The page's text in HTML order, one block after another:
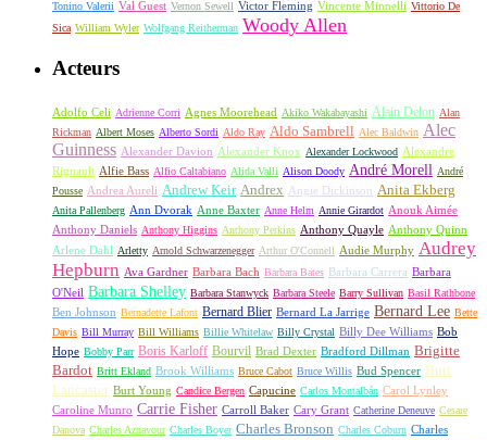
Tonino Valerii Val Guest Vernon Sewell Victor Fleming Vincente Minnelli Vittorio De
Sica William Wyler Wolfgang Reitherman Woody Allen
Acteurs
Adolfo Celi Adrienne Corri Agnes Moorehead Akiko Wakabayashi Alain Delon Alan
Rickman Albert Moses Alberto Sordi Aldo Ray Aldo Sambrell Alec Baldwin Alec
Guinness Alexander Davion Alexander Knox Alexander Lockwood Alexandre
Rignault Alfie Bass Alfio Caltabiano Alida Valli Alison Doody André Morell André
Pousse Andrea Aureli Andrew Keir Andrex Angie Dickinson Anita Ekberg
Anita Pallenberg Ann Dvorak Anne Baxter Anne Helm Annie Girardot Anouk Aimée
Anthony Daniels Anthony Higgins Anthony Perkins Anthony Quayle Anthony Quinn
Arlene Dahl Arletty Arnold Schwarzenegger Arthur O'Connell Audie Murphy Audrey
Hepburn Ava Gardner Barbara Bach Barbara Bates Barbara Carrera Barbara
O'Neil Barbara Shelley Barbara Stanwyck Barbara Steele Barry Sullivan Basil Rathbone
Ben Johnson Bernadette Lafont Bernard Blier Bernard La Jarrige Bernard Lee Bette
Davis Bill Murray Bill Williams Billie Whitelaw Billy Crystal Billy Dee Williams Bob
Hope Bobby Parr Boris Karloff Bourvil Brad Dexter Bradford Dillman Brigitte
Bardot Britt Ekland Brook Williams Bruce Cabot Bruce Willis Bud Spencer Burt
Lancaster Burt Young Candice Bergen Capucine Carlos Montalbán Carol Lynley
Caroline Munro Carrie Fisher Carroll Baker Cary Grant Catherine Deneuve Cesare
Danova Charles Aznavour Charles Boyer Charles Bronson Charles Coburn Charles